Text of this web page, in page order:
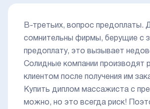
В-третьих, вопрос предоплаты.
сомнительны фирмы, берущие с
предоплату, это вызывает
Солидные компании производят
клиентом после получения им
Купить диплом массажиста с
можно, но это всегда риск!